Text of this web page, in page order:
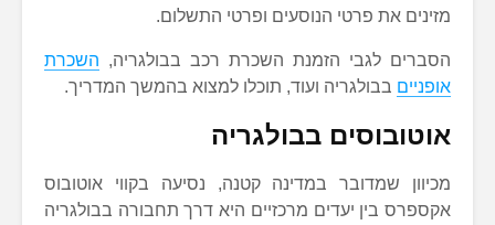
מזינים את פרטי הנוסעים ופרטי התשלום.
הסברים לגבי הזמנת השכרת רכב בבולגריה, השכרת
אופניים בבולגריה ועוד, תוכלו למצוא בהמשך המדריך.
אוטובוסים בבולגריה
מכיוון שמדובר במדינה קטנה, נסיעה בקווי אוטובוס
אקספרס בין יעדים מרכזיים היא דרך תחבורה בבולגריה